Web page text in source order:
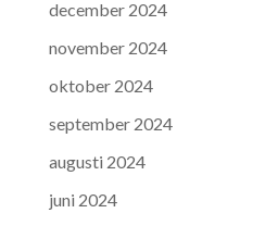
december 2024
november 2024
oktober 2024
september 2024
augusti 2024
juni 2024